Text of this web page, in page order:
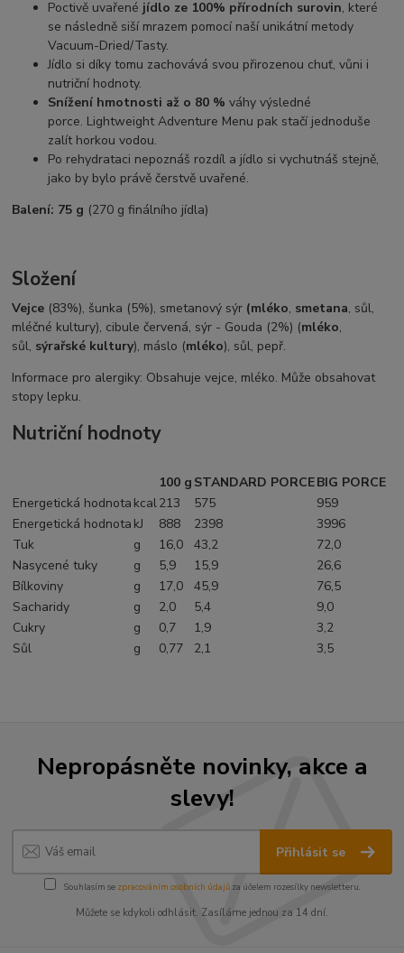
Poctivě uvařené jídlo ze 100% přírodních surovin, které
se následně siší mrazem pomocí naší unikátní metody
Vacuum-Dried/Tasty.
Jídlo si díky tomu zachovává svou přirozenou chuť, vůni i
nutriční hodnoty.
Snížení hmotnosti až o 80 % váhy výsledné
porce. Lightweight Adventure Menu pak stačí jednoduše
zalít horkou vodou.
Po rehydrataci nepoznáš rozdíl a jídlo si vychutnáš stejně,
jako by bylo právě čerstvě uvařené.
Balení: 75 g (270 g finálního jídla)
Složení
Vejce (83%), šunka (5%), smetanový sýr (mléko, smetana, sůl,
mléčné kultury), cibule červená, sýr - Gouda (2%) (mléko,
sůl, sýrařské kultury), máslo (mléko), sůl, pepř.
Informace pro alergiky: Obsahuje vejce, mléko. Může obsahovat
stopy lepku.
Nutriční hodnoty
100 g STANDARD PORCEBIG PORCE
Energetická hodnota kcal213 575
959
Energetická hodnota kJ 888 2398
3996
Tuk
g 16,0 43,2
72,0
Nasycené tuky
g 5,9 15,9
26,6
Bílkoviny
g 17,0 45,9
76,5
Sacharidy
g 2,0 5,4
9,0
Cukry
g 0,7 1,9
3,2
Sůl
g 0,77 2,1 3,5
Nepropásněte novinky, akce a
slevy!
Přihlásit se
Souhlasím se zpracováním osobních údajůza účelem rozesílky newsletteru.
Můžete se kdykoli odhlásit. Zasíláme jednou za 14 dní.